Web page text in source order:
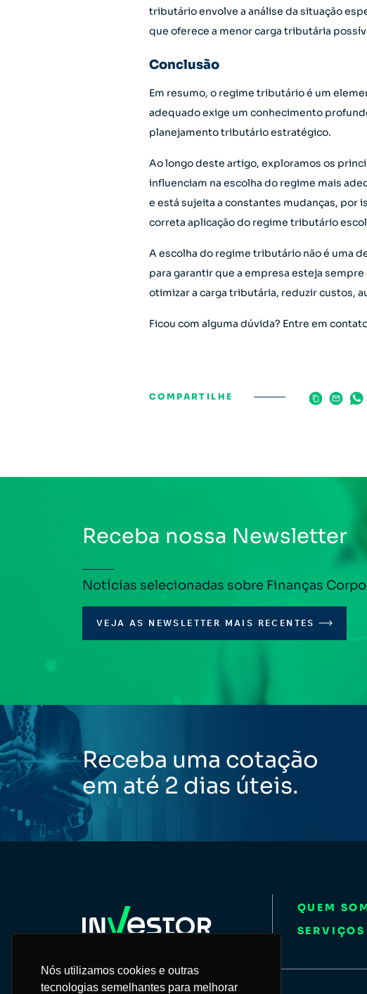
Nós utilizamos cookies e outras
tecnologias semelhantes para melhorar
Nós utilizamos cookies e outras
tecnologias semelhantes para melhorar
tributário envolve a análise da situação
que oferece a menor carga tributária
Conclusão
Em resumo, o regime tributário é um
adequado exige um conhecimento
planejamento tributário estratégico.
Ao longo deste artigo, exploramos os
influenciam na escolha do regime mais
e está sujeita a constantes mudanças, por
correta aplicação do regime tributário
A escolha do regime tributário não é uma
para garantir que a empresa esteja
otimizar a carga tributária, reduzir custos,
Ficou com alguma dúvida? Entre em
COMPARTILHE
Receba nossa Newsletter
Notícias selecionadas sobre Finanças
VEJA AS NEWSLETTER MAIS RECENTES
Receba uma cotação
em até 2 dias úteis.
QUEM
SERVIÇOS